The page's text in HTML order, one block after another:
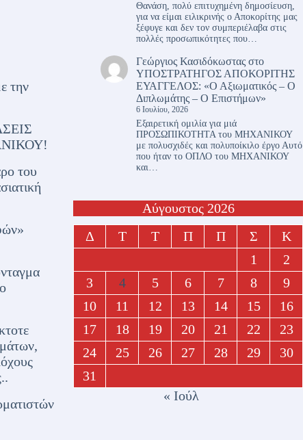
την
του
Θανάση, πολύ επιτυχημένη δημοσίευση,
για να είμαι ειλικρινής ο Αποκορίτης μας
ξέφυγε και δεν τον συμπεριέλαβα στις
πολλές προσωπικότητες που…
Γεώργιος Κασιδόκωστας στο
ΥΠΟΣΤΡΑΤΗΓΟΣ ΑΠΟΚΟΡΙΤΗΣ
ΕΥΑΓΓΕΛΟΣ: «Ο Αξιωματικός – Ο
Διπλωμάτης – Ο Επιστήμων»
6 Ιουλίου, 2026
Εξαιρετική ομιλία για μιά
ΠΡΟΣΩΠΙΚΟΤΗΤΑ του ΜΗΧΑΝΙΚΟΥ
με πολυσχιδές και πολυποίκιλο έργο Αυτό
που ήταν το ΟΠΛΟ του ΜΗΧΑΝΙΚΟΥ
και…
Αύγουστος 2026
Δ
Τ Τ Π Π Σ
Κ
1
2
3
4 5 6 7 8
9
10
11 12 13 14 15
16
17
18 19 20 21 22
23
24
25 26 27 28 29
30
31
« Ιούλ